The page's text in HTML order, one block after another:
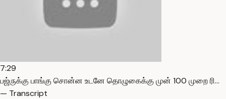
7:29
பஜ்ருக்கு பாங்கு சொன்ன உடனே தொழுகைக்கு முன் 100 முறை ரி…
— Transcript